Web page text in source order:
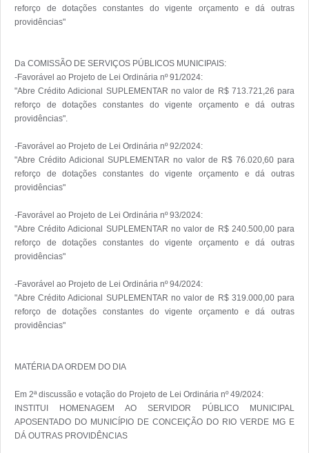
reforço de dotações constantes do vigente orçamento e dá outras
providências"
Da COMISSÃO DE SERVIÇOS PÚBLICOS MUNICIPAIS:
-Favorável ao Projeto de Lei Ordinária nº 91/2024:
"Abre Crédito Adicional SUPLEMENTAR no valor de R$ 713.721,26 para
reforço de dotações constantes do vigente orçamento e dá outras
providências".
-Favorável ao Projeto de Lei Ordinária nº 92/2024:
"Abre Crédito Adicional SUPLEMENTAR no valor de R$ 76.020,60 para
reforço de dotações constantes do vigente orçamento e dá outras
providências"
-Favorável ao Projeto de Lei Ordinária nº 93/2024:
"Abre Crédito Adicional SUPLEMENTAR no valor de R$ 240.500,00 para
reforço de dotações constantes do vigente orçamento e dá outras
providências"
-Favorável ao Projeto de Lei Ordinária nº 94/2024:
"Abre Crédito Adicional SUPLEMENTAR no valor de R$ 319.000,00 para
reforço de dotações constantes do vigente orçamento e dá outras
providências"
MATÉRIA DA ORDEM DO DIA
Em 2ª discussão e votação do Projeto de Lei Ordinária nº 49/2024:
INSTITUI HOMENAGEM AO SERVIDOR PÚBLICO MUNICIPAL
APOSENTADO DO MUNICÍPIO DE CONCEIÇÃO DO RIO VERDE MG E
DÁ OUTRAS PROVIDÊNCIAS